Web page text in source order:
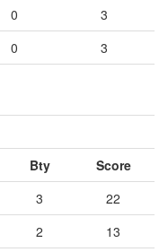
0
3
0
3
Bty
Score
3
22
2
13